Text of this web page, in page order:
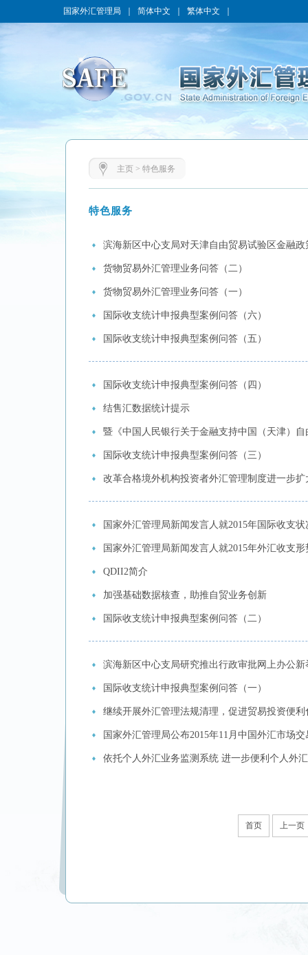
国家外汇管理局 简体中文 繁体中文
主页> 特色服务
特色服务
滨海新区中心支局对天津自由贸易试验区金融
货物贸易外汇管理业务问答（二）
货物贸易外汇管理业务问答（一）
国际收支统计申报典型案例问答（六）
国际收支统计申报典型案例问答（五）
国际收支统计申报典型案例问答（四）
结售汇数据统计提示
暨《中国人民银行关于金融支持中国（天津）
国际收支统计申报典型案例问答（三）
改革合格境外机构投资者外汇管理制度进一步
国家外汇管理局新闻发言人就2015年国际收支
国家外汇管理局新闻发言人就2015年外汇收支
QDII2简介
加强基础数据核查，助推自贸业务创新
国际收支统计申报典型案例问答（二）
滨海新区中心支局研究推出行政审批网上办公新
国际收支统计申报典型案例问答（一）
继续开展外汇管理法规清理，促进贸易投资便利
国家外汇管理局公布2015年11月中国外汇市场
依托个人外汇业务监测系统 进一步便利个人外
首页 上一页